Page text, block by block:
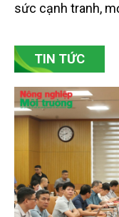
sức cạnh tranh,
Bắc Ninh, nhiều
chủ động đổi mới
TIN TỨC